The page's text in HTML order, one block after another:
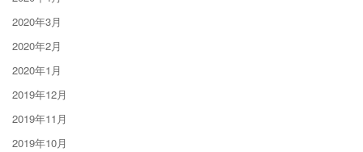
2020年3月
2020年2月
2020年1月
2019年12月
2019年11月
2019年10月